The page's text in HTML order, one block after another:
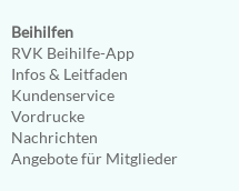
Beihilfen
RVK Beihilfe-App
Infos & Leitfaden
Kundenservice
Vordrucke
Nachrichten
Angebote für Mitglieder